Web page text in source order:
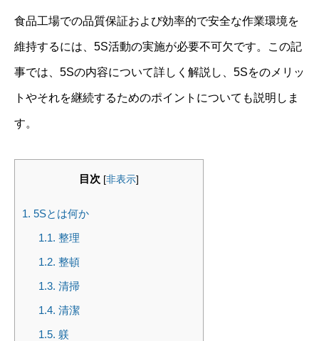
食品工場での品質保証および効率的で安全な作業環境を
維持するには、5S活動の実施が必要不可欠です。この記
事では、5Sの内容について詳しく解説し、5Sをのメリッ
トやそれを継続するためのポイントについても説明しま
す。
目次 [非表示]
1. 5Sとは何か
1.1. 整理
1.2. 整頓
1.3. 清掃
1.4. 清潔
1.5. 躾